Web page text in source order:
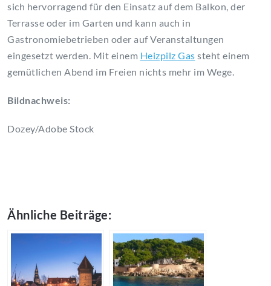
sich hervorragend für den Einsatz auf dem Balkon, der
Terrasse oder im Garten und kann auch in
Gastronomiebetrieben oder auf Veranstaltungen
eingesetzt werden. Mit einem Heizpilz Gas steht einem
gemütlichen Abend im Freien nichts mehr im Wege.
Bildnachweis:
Dozey/Adobe Stock
Ähnliche Beiträge: